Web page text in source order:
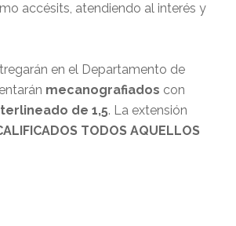
accésits, atendiendo al interés y
en el Departamento de
mecanografiados con
de 1,5. La extensión
TODOS AQUELLOS